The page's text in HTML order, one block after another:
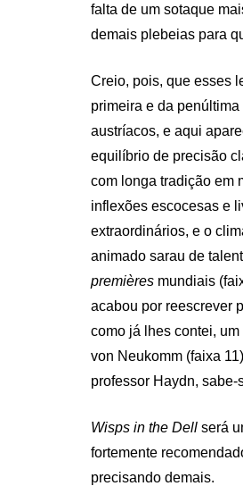
falta de um sotaque
demais plebeias para
Creio, pois, que esses
primeira e da
austríacos, e aqui
equilíbrio de precisão
com longa tradição em
inflexões escocesas e
extraordinários, e o
animado sarau de
premières mundiais
acabou por reescrever
como já lhes contei, um
von Neukomm (faixa
professor Haydn,
Wisps in the Dell será
fortemente
precisando demais.